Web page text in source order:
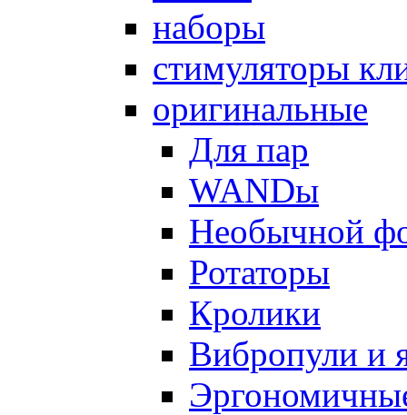
наборы
стимуляторы
оригинальные
Для пар
WANDы
Необычной
Ротаторы
Кролики
Вибропули и